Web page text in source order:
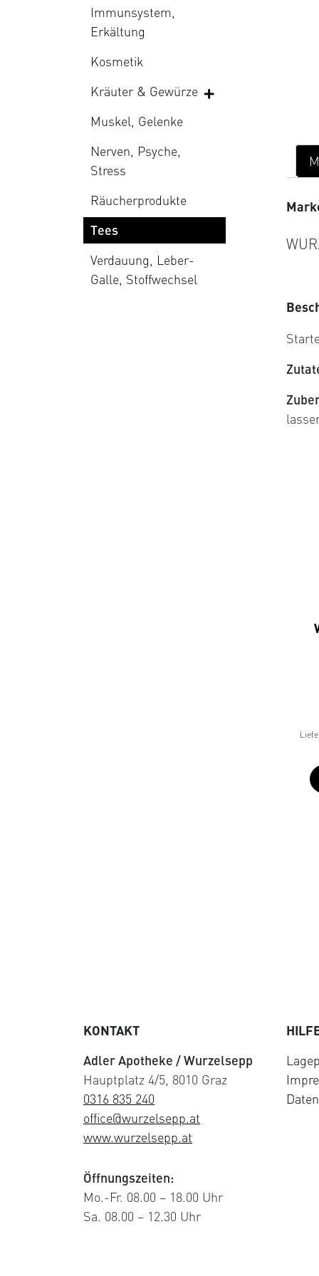
Immunsystem,
Erkältung
Kosmetik
Kräuter & Gewürze
Muskel, Gelenke
Nerven, Psyche,
Stress
Räucherprodukte
Tees
Verdauung, Leber-
Galle, Stoffwechsel
KONTAKT
Adler Apotheke / Wurzelsepp
Hauptplatz 4/5, 8010 Graz
0316 835 240
office@wurzelsepp.at
www.wurzelsepp.at
Öffnungszeiten:
Mo.-Fr. 08.00 – 18.00 Uhr
Sa. 08.00 – 12.30 Uhr